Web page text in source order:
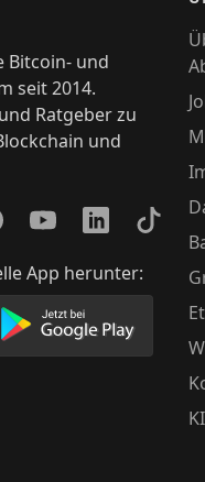
Bitcoin- und
seit 2014.
Ratgeber zu
und
YouTubeLinkedInTikTok
App herunter:
App im AppStore
Lade unsere